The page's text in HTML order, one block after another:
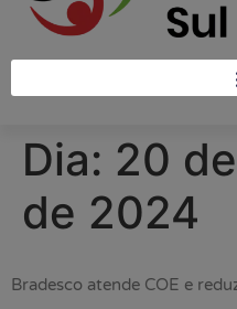
Dia: 20
de 2024
Bradesco atende COE e